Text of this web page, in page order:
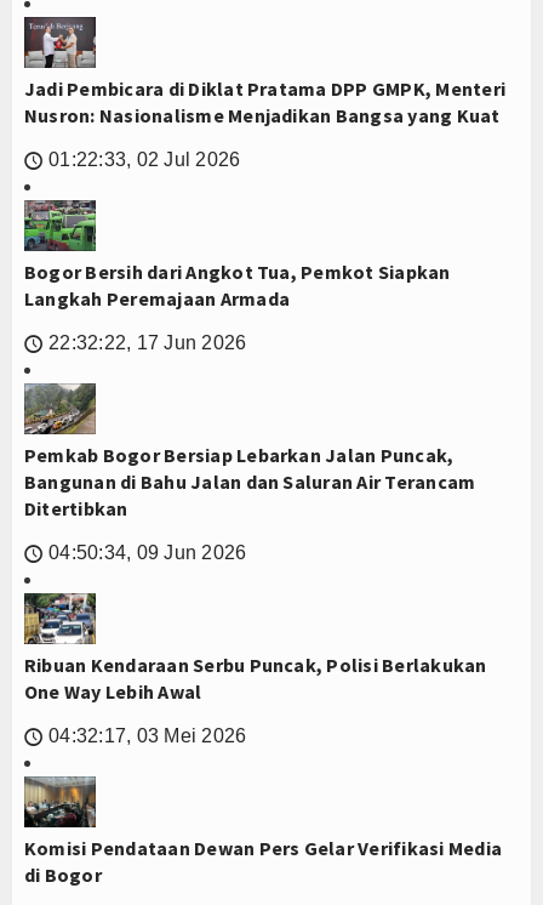
Jadi Pembicara di Diklat Pratama DPP GMPK, Menteri
Nusron: Nasionalisme Menjadikan Bangsa yang Kuat
🕔 01:22:33, 02 Jul 2026
Bogor Bersih dari Angkot Tua, Pemkot Siapkan
Langkah Peremajaan Armada
🕔 22:32:22, 17 Jun 2026
Pemkab Bogor Bersiap Lebarkan Jalan Puncak,
Bangunan di Bahu Jalan dan Saluran Air Terancam
Ditertibkan
🕔 04:50:34, 09 Jun 2026
Ribuan Kendaraan Serbu Puncak, Polisi Berlakukan
One Way Lebih Awal
🕔 04:32:17, 03 Mei 2026
Komisi Pendataan Dewan Pers Gelar Verifikasi Media
di Bogor